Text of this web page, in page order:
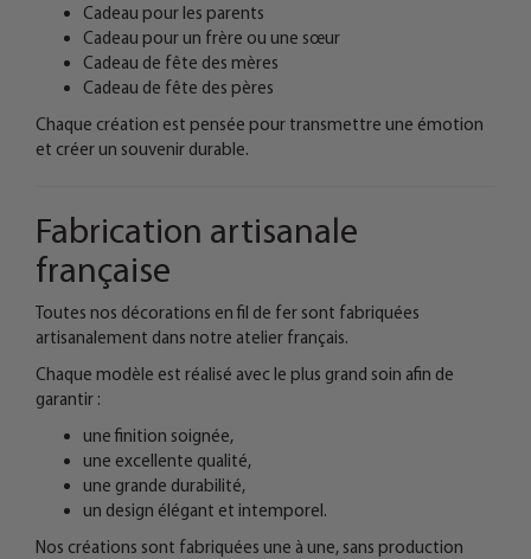
Cadeau pour les parents
Cadeau pour un frère ou une sœur
Cadeau de fête des mères
Cadeau de fête des pères
Chaque création est pensée pour transmettre une émotion
et créer un souvenir durable.
Fabrication artisanale
française
Toutes nos décorations en fil de fer sont fabriquées
artisanalement dans notre atelier français.
Chaque modèle est réalisé avec le plus grand soin afin de
garantir :
une finition soignée,
une excellente qualité,
une grande durabilité,
un design élégant et intemporel.
Nos créations sont fabriquées une à une, sans production